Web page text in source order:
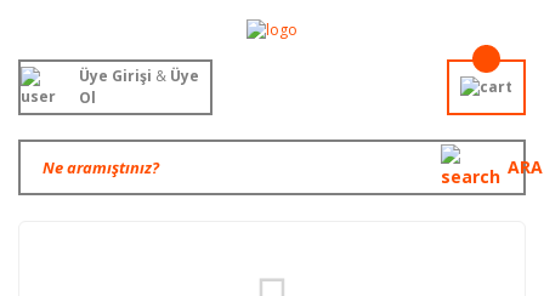
ARA
Üye Girişi &Üye
Ol